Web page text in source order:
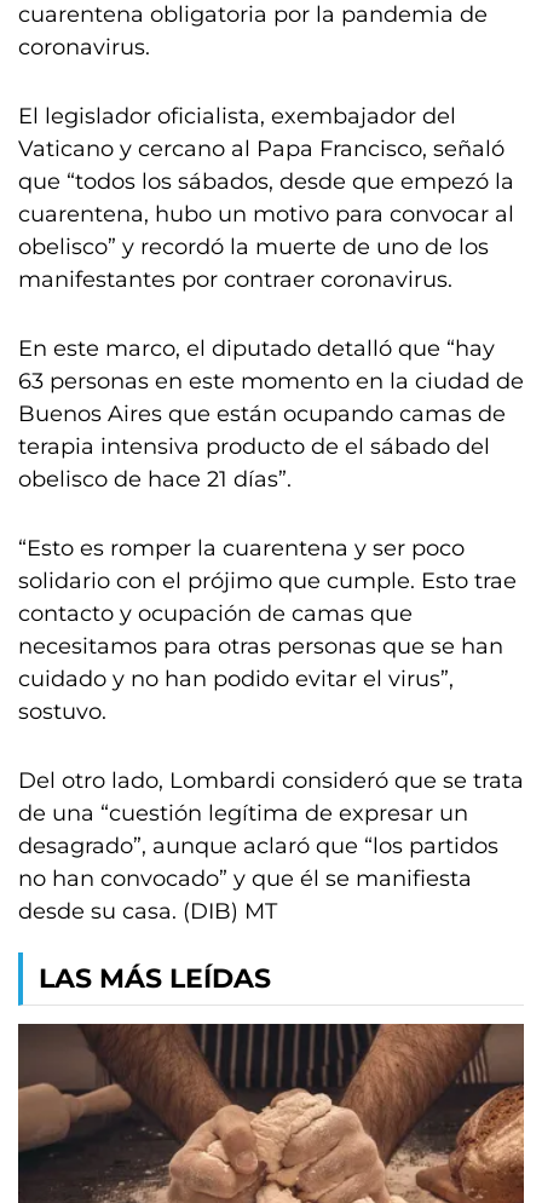
cuarentena obligatoria por la pandemia de
coronavirus.
El legislador oficialista, exembajador del
Vaticano y cercano al Papa Francisco, señaló
que “todos los sábados, desde que empezó la
cuarentena, hubo un motivo para convocar al
obelisco” y recordó la muerte de uno de los
manifestantes por contraer coronavirus.
En este marco, el diputado detalló que “hay
63 personas en este momento en la ciudad de
Buenos Aires que están ocupando camas de
terapia intensiva producto de el sábado del
obelisco de hace 21 días”.
“Esto es romper la cuarentena y ser poco
solidario con el prójimo que cumple. Esto trae
contacto y ocupación de camas que
necesitamos para otras personas que se han
cuidado y no han podido evitar el virus”,
sostuvo.
Del otro lado, Lombardi consideró que se trata
de una “cuestión legítima de expresar un
desagrado”, aunque aclaró que “los partidos
no han convocado” y que él se manifiesta
desde su casa. (DIB) MT
LAS MÁS LEÍDAS